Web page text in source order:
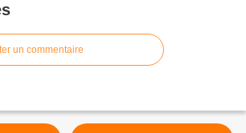
un commentaire